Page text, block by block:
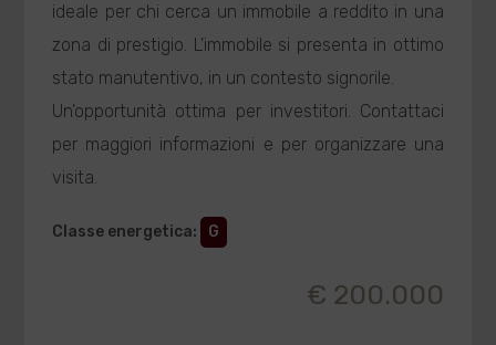
ideale per chi cerca un immobile a reddito in una
zona di prestigio. L'immobile si presenta in ottimo
stato manutentivo, in un contesto signorile.
Un'opportunità ottima per investitori. Contattaci
per maggiori informazioni e per organizzare una
visita.
Classe energetica: G
€ 200.000